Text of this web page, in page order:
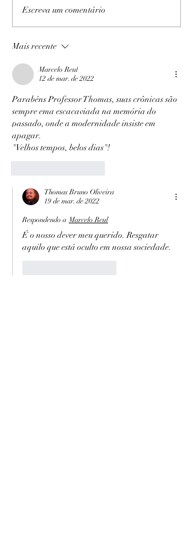
Escreva um comentário
Mais recente
Marcelo Reul
12 de mar. de 2022
Parabéns Professor Thomas, suas crônicas são
sempre ema escacaviada na memória do
passado, onde a modernidade insiste em
apagar.
"Velhos tempos, belos dias"!
Thomas Bruno Oliveira
19 de mar. de 2022
Respondendo a Marcelo Reul
É o nosso dever meu querido. Resgatar
aquilo que está oculto em nossa sociedade.